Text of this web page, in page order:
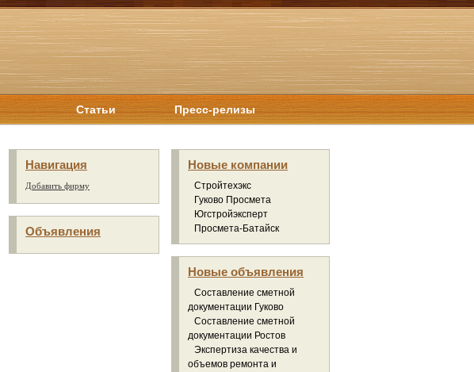
Статьи Пресс-релизы
Навигация
Добавить фирму
Объявления
Новые компании
Стройтехэкс
Гуково Просмета
Югстройэксперт
Просмета-Батайск
Новые объявления
Составление сметной
документации Гуково
Составление сметной
документации Ростов
Экспертиза качества и
объемов ремонта и